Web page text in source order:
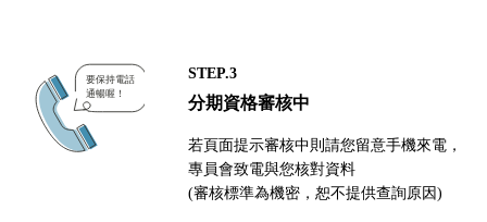
STEP.3
分期資格審核中
若頁面提示審核中則請您留意手機來電，
專員會致電與您核對資料
(審核標準為機密，恕不提供查詢原因)